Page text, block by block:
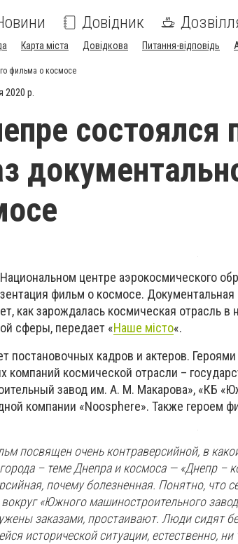
Довідник
Карта міста Довідкова Питання-відповідь
фильма о космосе
2020 р.
состоялся
центре аэрокосмического
фильм о космосе.
как зарождалась космическая отрасль
сферы, передает «Наше місто«.
постановочных кадров и актеров.
компаний космической отрасли –
завод им. А. М. Макарова», «КБ
компании «Noosphere». Также героем
посвящен очень контраверсийной, в
– теме Днепра и космоса — «Днепр –
почему болезненная. Понятно, что
«Южного машиностроительного
заказами, простаивают. Люди сидят
исторической ситуации, естественно,